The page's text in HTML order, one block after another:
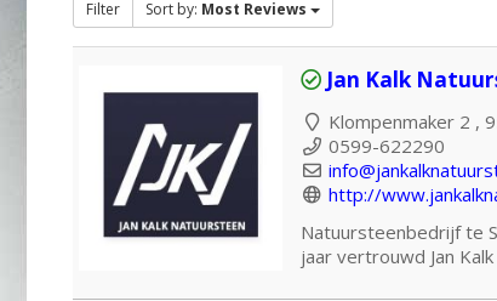
Filter Sort by: Most Reviews
Jan Kalk
Klompenmaker 2 ,
0599-622290
http://
Natuursteenbedrijf te
jaar vertrouwd Jan Kalk